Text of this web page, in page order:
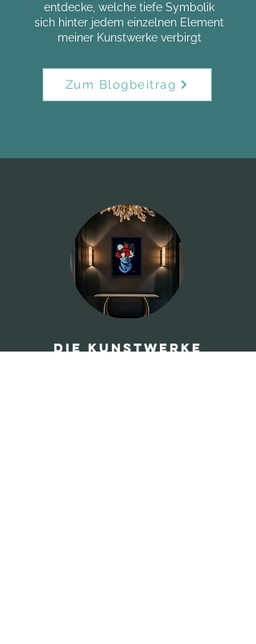
entdecke, welche tiefe Symbolik
sich hinter jedem einzelnen Element
meiner Kunstwerke verbirgt
Zum Blogbeitrag
Die Kunstwerke